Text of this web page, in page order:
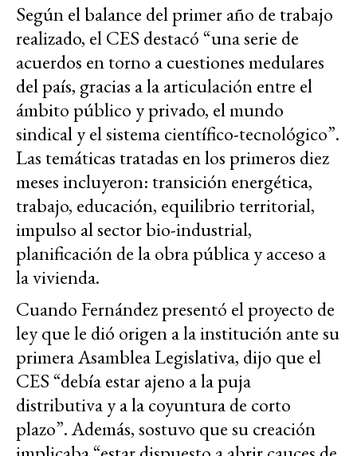
Según el balance del primer año de trabajo
realizado, el CES destacó “una serie de
acuerdos en torno a cuestiones medulares
del país, gracias a la articulación entre el
ámbito público y privado, el mundo
sindical y el sistema científico-tecnológico”.
Las temáticas tratadas en los primeros diez
meses incluyeron: transición energética,
trabajo, educación, equilibrio territorial,
impulso al sector bio-industrial,
planificación de la obra pública y acceso a
la vivienda.
Cuando Fernández presentó el proyecto de
ley que le dió origen a la institución ante su
primera Asamblea Legislativa, dijo que el
CES “debía estar ajeno a la puja
distributiva y a la coyuntura de corto
plazo”. Además, sostuvo que su creación